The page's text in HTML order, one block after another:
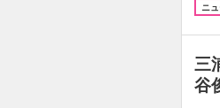
ニ
三
谷